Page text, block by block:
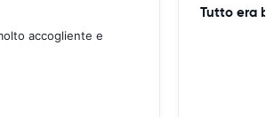
accogliente e
Tutto era